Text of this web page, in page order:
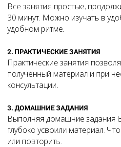
Все занятия простые,
30 минут. Можно изучать в
удобном ритме.
2. ПРАКТИЧЕСКИЕ ЗАНЯТИЯ
Практические занятия
полученный материал и при
консультации.
3. ДОМАШНИЕ ЗАДАНИЯ
Выполняя домашние задания
глубоко усвоили материал.
или повторить.